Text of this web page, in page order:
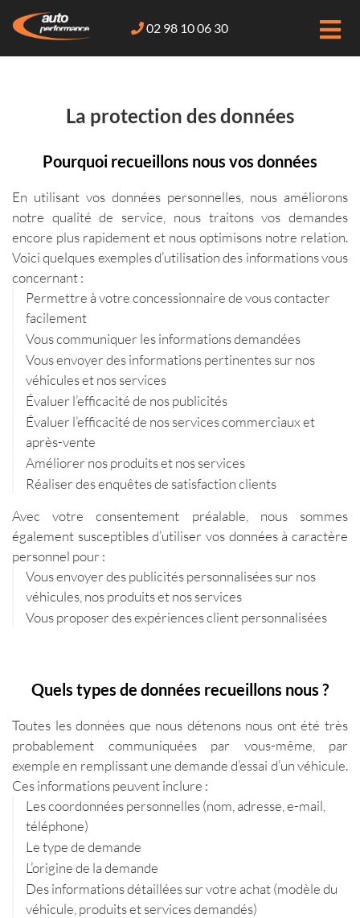
02 98 10 06 30
La protection des données
Pourquoi recueillons nous vos données
En utilisant vos données personnelles, nous améliorons
notre qualité de service, nous traitons vos demandes
encore plus rapidement et nous optimisons notre relation.
Voici quelques exemples d’utilisation des informations vous
concernant :
Permettre à votre concessionnaire de vous contacter
facilement
Vous communiquer les informations demandées
Vous envoyer des informations pertinentes sur nos
véhicules et nos services
Évaluer l’efficacité de nos publicités
Évaluer l’efficacité de nos services commerciaux et
après-vente
Améliorer nos produits et nos services
Réaliser des enquêtes de satisfaction clients
Avec votre consentement préalable, nous sommes
également susceptibles d’utiliser vos données à caractère
personnel pour :
Vous envoyer des publicités personnalisées sur nos
véhicules, nos produits et nos services
Vous proposer des expériences client personnalisées
Quels types de données recueillons nous ?
Toutes les données que nous détenons nous ont été très
probablement communiquées par vous-même, par
exemple en remplissant une demande d’essai d’un véhicule.
Ces informations peuvent inclure :
Les coordonnées personnelles (nom, adresse, e-mail,
téléphone)
Le type de demande
L’origine de la demande
Des informations détaillées sur votre achat (modèle du
véhicule, produits et services demandés)